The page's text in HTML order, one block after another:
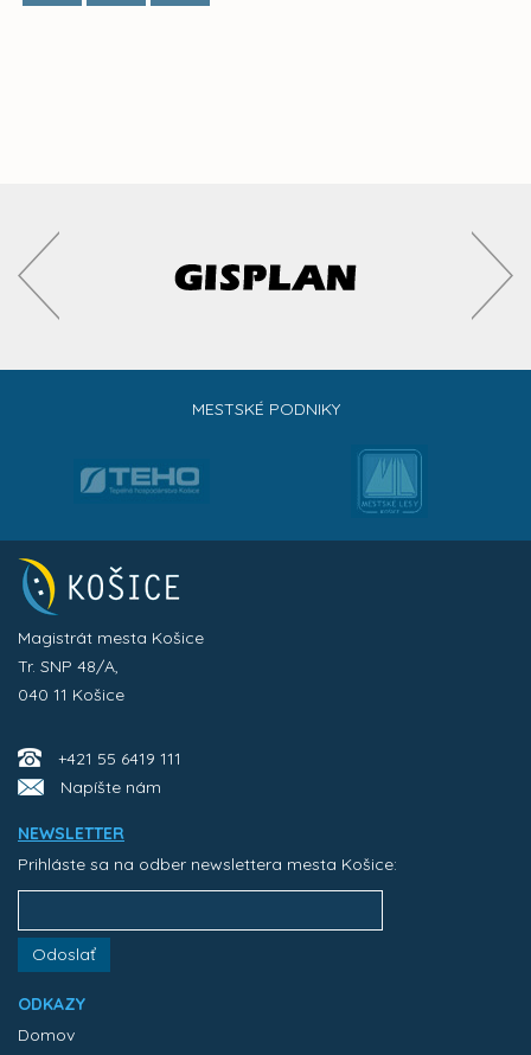
MESTSKÉ PODNIKY
Magistrát mesta Košice
Tr. SNP 48/A,
040 11 Košice
+421 55 6419 111
Napíšte nám
NEWSLETTER
Prihláste sa na odber newslettera mesta Košice:
Odoslať
ODKAZY
Domov